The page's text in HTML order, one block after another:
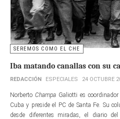
SEREMOS COMO EL CHE
Iba matando canallas con su
REDACCIÓN ESPECIALES 24 OCTUBRE
Norberto Champa Galiotti es
Cuba y preside el PC de Santa Fe. Su
desde diferentes miradas, el diario